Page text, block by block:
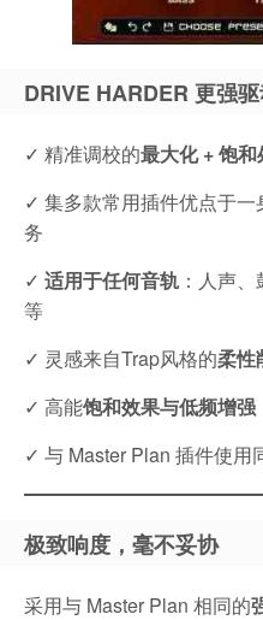
DRIVE HARDER 更强
✓ 精准调校的最大化 + 饱和
✓ 集多款常用插件优点于一
务
✓ 适用于任何音轨：人声、
等
✓ 灵感来自Trap风格的柔性
✓ 高能饱和效果与低频增强
✓ 与 Master Plan 插件使用
极致响度，毫不妥协
采用与 Master Plan 相同的